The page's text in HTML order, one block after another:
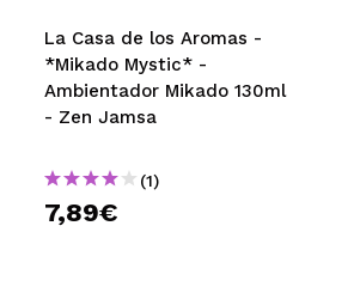
La Casa de los Aromas -
*Mikado Mystic* -
Ambientador Mikado 130ml
- Zen Jamsa
(1)
7,89€